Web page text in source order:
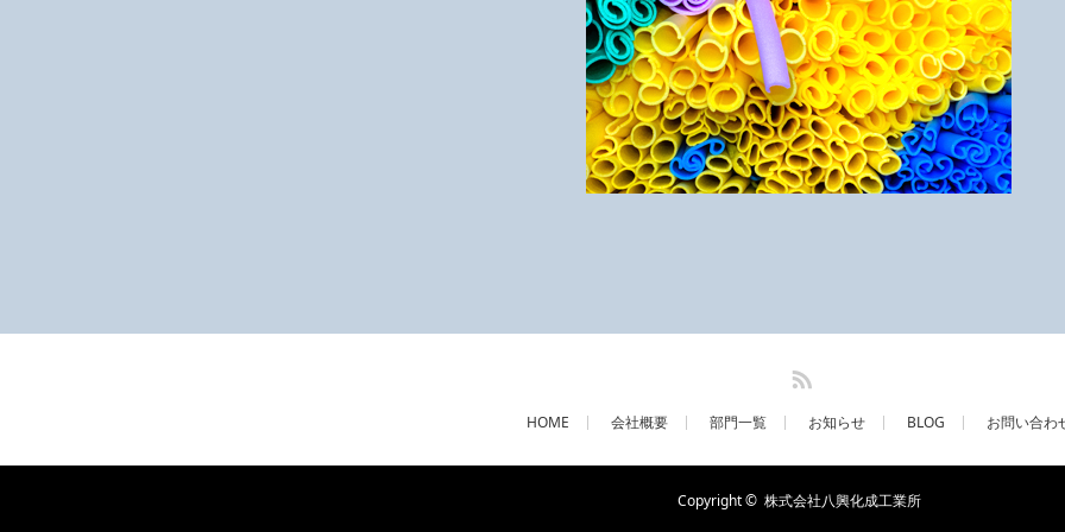
HOME 会社概要 部門一覧 お知らせ BLOG お問い合わ
Copyright © 株式会社八興化成工業所